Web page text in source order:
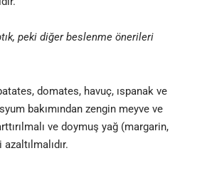
peki diğer beslenme önerileri
domates, havuç, ıspanak ve
bakımından zengin meyve ve
ve doymuş yağ (margarin,